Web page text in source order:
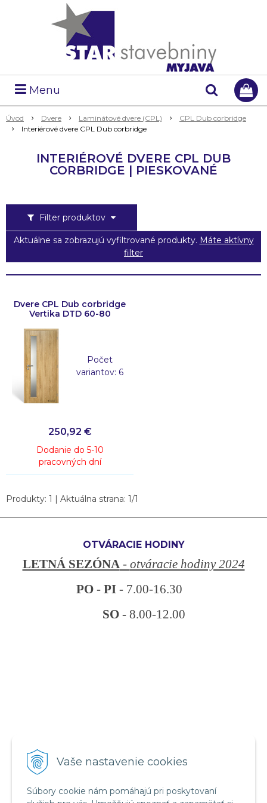
Vaše nastavenie cookies
Súbory cookie nám pomáhajú pri poskytovaní
Menu
Úvod Dvere Laminátové dvere (CPL)
CPL Dub corbridge
Interiérové dvere CPL Dub corbridge
INTERIÉROVÉ DVERE CPL DUB
CORBRIDGE | PIESKOVANÉ
Filter produktov
Aktuálne sa zobrazujú vyfiltrované produkty. Máte aktívny
filter
Dvere CPL Dub corbridge
Vertika DTD 60-80
Počet
variantov: 6
250,92 €
Dodanie do 5-10
pracovných dní
Produkty: 1 | Aktuálna strana: 1/1
OTVÁRACIE HODINY
LETNÁ SEZÓNA- otváracie hodiny 2024
PO - PI - 7.00-16.30
SO - 8.00-12.00
Obchodné podmienky
Ochrana osobných údajov